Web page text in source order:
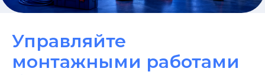
Управляйте
монтажными работами